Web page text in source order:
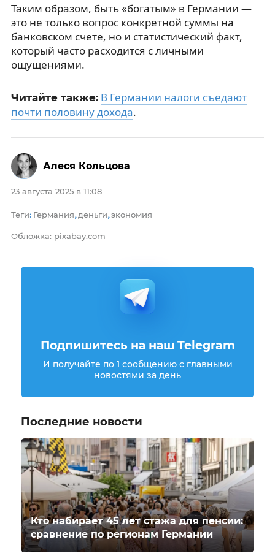
Таким образом, быть «богатым» в Германии —
это не только вопрос конкретной суммы на
банковском счете, но и статистический факт,
который часто расходится с личными
ощущениями.
Читайте также: В Германии налоги съедают
почти половину дохода.
23 августа 2025 в 11:08
Теги: Германия, деньги,экономия
Обложка: pixabay.com
Алеся Кольцова
Подпишитесь на наш Telegram
И получайте по 1 сообщению с главными
новостями за день
Последние новости
Кто набирает 45 лет стажа для пенсии:
сравнение по регионам Германии